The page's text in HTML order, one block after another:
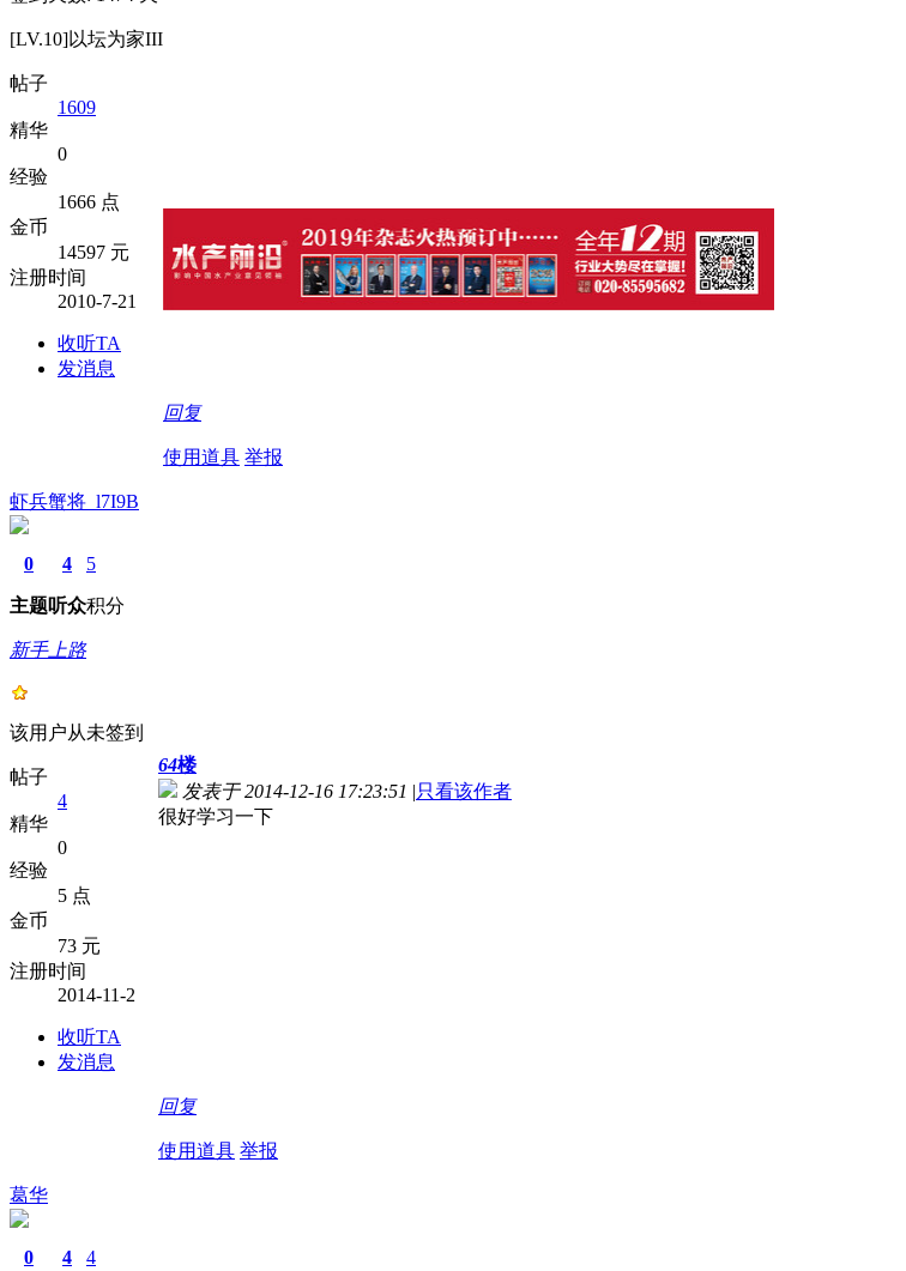
[LV.10]以坛为家III
帖子
1609
精华
0
经验
1666 点
金币
14597 元
注册时间
2010-7-21
收听TA
发消息
回复
使用道具 举报
虾兵蟹将_l7I9B
0
主题
4
听众
5
积分
新手上路
该用户从未签到
帖子
4
精华
0
经验
5 点
金币
73 元
注册时间
2014-11-2
收听TA
发消息
64楼
发表于 2014-12-16 17:23:51 |只看该作者
很好学习一下
回复
使用道具 举报
葛华
0 4 4